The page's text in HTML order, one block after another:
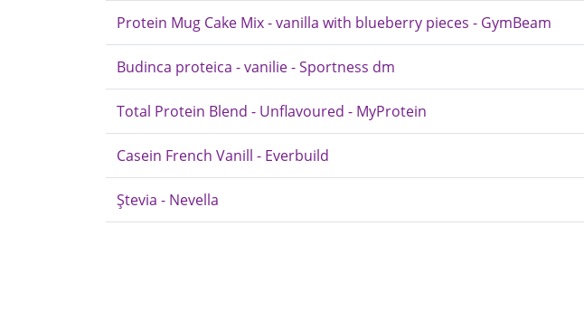
Protein Mug Cake Mix - vanilla with blueberry pieces - GymBeam
Budinca proteica - vanilie - Sportness dm
Total Protein Blend - Unflavoured - MyProtein
Casein French Vanill - Everbuild
Ștevia - Nevella